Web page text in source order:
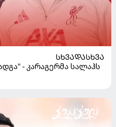
ᲡᲮᲕᲐᲓᲐᲡᲮᲕᲐ
- კარაგერმა სალაჰს